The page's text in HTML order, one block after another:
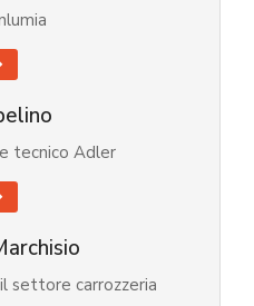
tecnico Adler
settore carrozzeria